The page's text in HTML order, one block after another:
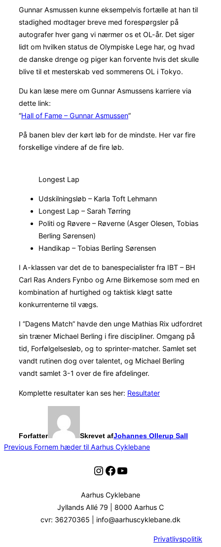
Gunnar Asmussen kunne eksempelvis fortælle at han til
stadighed modtager breve med forespørgsler på
autografer hver gang vi nærmer os et OL-år. Det siger
lidt om hvilken status de Olympiske Lege har, og hvad
de danske drenge og piger kan forvente hvis det skulle
blive til et mesterskab ved sommerens OL i Tokyo.
Du kan læse mere om Gunnar Asmussens karriere via
dette link:
“Hall of Fame – Gunnar Asmussen”
På banen blev der kørt løb for de mindste. Her var fire
forskellige vindere af de fire løb.
Longest Lap
Udskilningsløb – Karla Toft Lehmann
Longest Lap – Sarah Tørring
Politi og Røvere – Røverne (Asger Olesen, Tobias
Berling Sørensen)
Handikap – Tobias Berling Sørensen
I A-klassen var det de to banespecialister fra IBT – BH
Carl Ras Anders Fynbo og Arne Birkemose som med en
kombination af hurtighed og taktisk kløgt satte
konkurrenterne til vægs.
I “Dagens Match” havde den unge Mathias Rix udfordret
sin træner Michael Berling i fire discipliner. Omgang på
tid, Forfølgelsesløb, og to sprinter-matcher. Samlet set
vandt rutinen dog over talentet, og Michael Berling
vandt samlet 3-1 over de fire afdelinger.
Komplette resultater kan ses her: Resultater
Forfatter Skrevet afJohannes Ollerup Sall
Indlægsnavigation
Previous
Previous Fornem hæder til Aarhus Cyklebane
Instagram
Facebook
YouTube
Aarhus Cyklebane
Jyllands Allé 79 | 8000 Aarhus C
cvr: 36270365 | info@aarhuscyklebane.dk
Privatlivspolitik